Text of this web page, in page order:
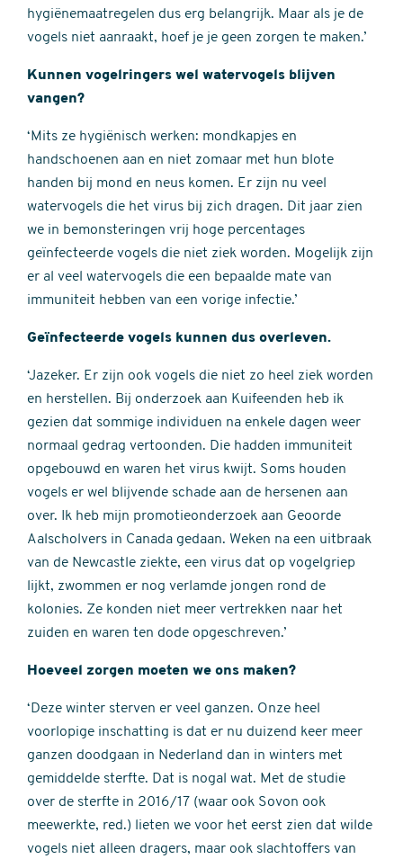
hygiënemaatregelen dus erg belangrijk. Maar als je de
vogels niet aanraakt, hoef je je geen zorgen te maken.’
Kunnen vogelringers wel watervogels blijven
vangen?
‘Mits ze hygiënisch werken: mondkapjes en
handschoenen aan en niet zomaar met hun blote
handen bij mond en neus komen. Er zijn nu veel
watervogels die het virus bij zich dragen. Dit jaar zien
we in bemonsteringen vrij hoge percentages
geïnfecteerde vogels die niet ziek worden. Mogelijk zijn
er al veel watervogels die een bepaalde mate van
immuniteit hebben van een vorige infectie.’
Geïnfecteerde vogels kunnen dus overleven.
‘Jazeker. Er zijn ook vogels die niet zo heel ziek worden
en herstellen. Bij onderzoek aan Kuifeenden heb ik
gezien dat sommige individuen na enkele dagen weer
normaal gedrag vertoonden. Die hadden immuniteit
opgebouwd en waren het virus kwijt. Soms houden
vogels er wel blijvende schade aan de hersenen aan
over. Ik heb mijn promotieonderzoek aan Geoorde
Aalscholvers in Canada gedaan. Weken na een uitbraak
van de Newcastle ziekte, een virus dat op vogelgriep
lijkt, zwommen er nog verlamde jongen rond de
kolonies. Ze konden niet meer vertrekken naar het
zuiden en waren ten dode opgeschreven.’
Hoeveel zorgen moeten we ons maken?
‘Deze winter sterven er veel ganzen. Onze heel
voorlopige inschatting is dat er nu duizend keer meer
ganzen doodgaan in Nederland dan in winters met
gemiddelde sterfte. Dat is nogal wat. Met de studie
over de sterfte in 2016/17 (waar ook Sovon ook
meewerkte, red.) lieten we voor het eerst zien dat wilde
vogels niet alleen dragers, maar ook slachtoffers van